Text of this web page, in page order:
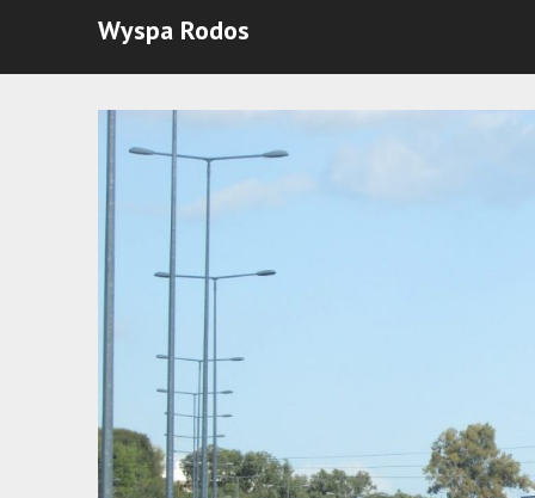
Wyspa Rodos